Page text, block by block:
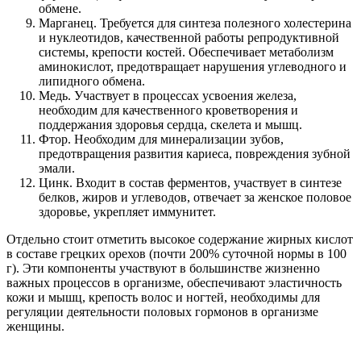
обмене.
Марганец. Требуется для синтеза полезного холестерина
и нуклеотидов, качественной работы репродуктивной
системы, крепости костей. Обеспечивает метаболизм
аминокислот, предотвращает нарушения углеводного и
липидного обмена.
Медь. Участвует в процессах усвоения железа,
необходим для качественного кроветворения и
поддержания здоровья сердца, скелета и мышц.
Фтор. Необходим для минерализации зубов,
предотвращения развития кариеса, повреждения зубной
эмали.
Цинк. Входит в состав ферментов, участвует в синтезе
белков, жиров и углеводов, отвечает за женское половое
здоровье, укрепляет иммунитет.
Отдельно стоит отметить высокое содержание жирных кислот
в составе грецких орехов (почти 200% суточной нормы в 100
г). Эти компоненты участвуют в большинстве жизненно
важных процессов в организме, обеспечивают эластичность
кожи и мышц, крепость волос и ногтей, необходимы для
регуляции деятельности половых гормонов в организме
женщины.